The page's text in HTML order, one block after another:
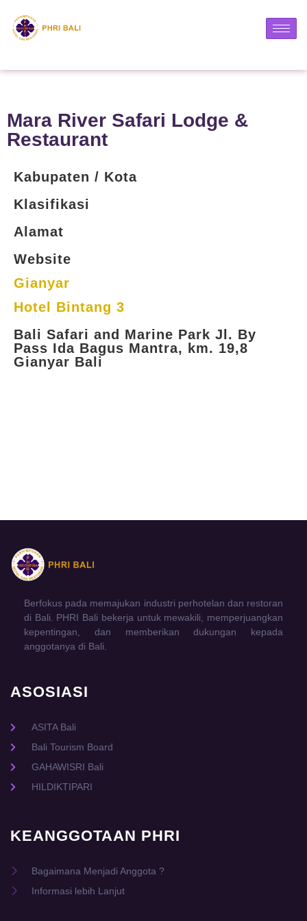
Mara River Safari Lodge &
Restaurant
Kabupaten / Kota
Klasifikasi
Alamat
Website
Gianyar
Hotel Bintang 3
Bali Safari and Marine Park Jl. By
Pass Ida Bagus Mantra, km. 19,8
Gianyar Bali
Berfokus pada memajukan industri perhotelan dan restoran
di Bali. PHRI Bali bekerja untuk mewakili, memperjuangkan
kepentingan, dan memberikan dukungan kepada
anggotanya di Bali.
ASOSIASI
ASITA Bali
Bali Tourism Board
GAHAWISRI Bali
HILDIKTIPARI
KEANGGOTAAN PHRI
Bagaimana Menjadi Anggota ?
Informasi lebih Lanjut